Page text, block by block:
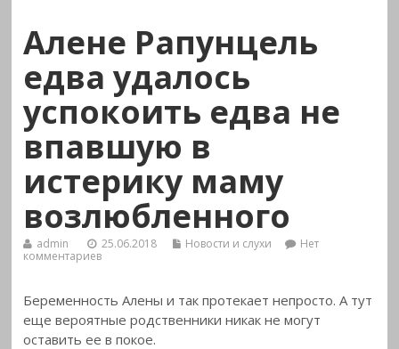
Алене Рапунцель
едва удалось
успокоить едва не
впавшую в
истерику маму
возлюбленного
admin 25.06.2018 Новости и слухи
Нет
комментариев
Беременность Алены и так протекает непросто. А тут
еще вероятные родственники никак не могут
оставить ее в покое.